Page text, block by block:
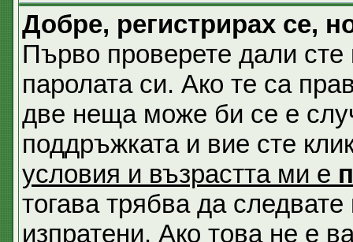
Добре, регистрирах се,
Първо проверете дали
паролата си. Ако те са
две неща може би се е
поддръжката и вие сте
условия и възрастта ми е
тогава трябва да
изпратени. Ако това не е